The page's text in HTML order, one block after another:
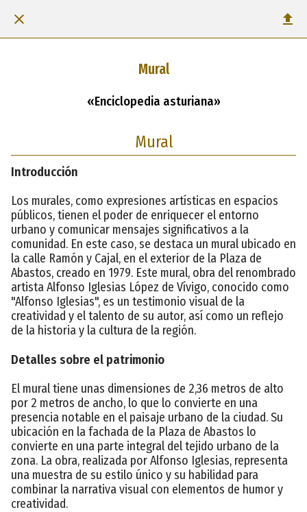
Mural
«Enciclopedia asturiana»
Mural
Introducción
Los murales, como expresiones artísticas en espacios
públicos, tienen el poder de enriquecer el entorno
urbano y comunicar mensajes significativos a la
comunidad. En este caso, se destaca un mural ubicado en
la calle Ramón y Cajal, en el exterior de la Plaza de
Abastos, creado en 1979. Este mural, obra del renombrado
artista Alfonso Iglesias López de Vívigo, conocido como
"Alfonso Iglesias", es un testimonio visual de la
creatividad y el talento de su autor, así como un reflejo
de la historia y la cultura de la región.
Detalles sobre el patrimonio
El mural tiene unas dimensiones de 2,36 metros de alto
por 2 metros de ancho, lo que lo convierte en una
presencia notable en el paisaje urbano de la ciudad. Su
ubicación en la fachada de la Plaza de Abastos lo
convierte en una parte integral del tejido urbano de la
zona. La obra, realizada por Alfonso Iglesias, representa
una muestra de su estilo único y su habilidad para
combinar la narrativa visual con elementos de humor y
creatividad.